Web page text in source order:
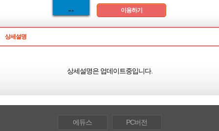
이용하기
상세설명
상세설명은 업데이트중입니다.
에듀스 PC버전